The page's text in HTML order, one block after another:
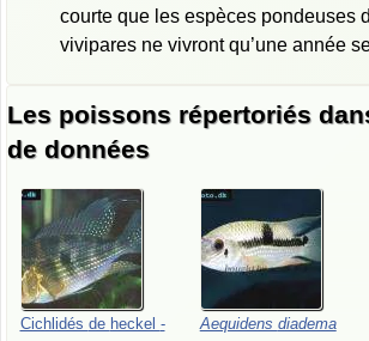
courte que les espèces pondeuses
vivipares ne vivront qu’une année
Les poissons répertoriés
de données
Cichlidés de heckel -
Aequidens diadema